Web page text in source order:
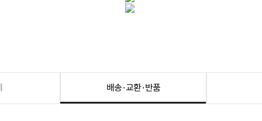
배송·교환·반품